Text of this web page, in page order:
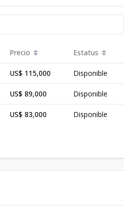
Precio Estatus
US$ 115,000 Disponible
US$ 89,000 Disponible
US$ 83,000 Disponible